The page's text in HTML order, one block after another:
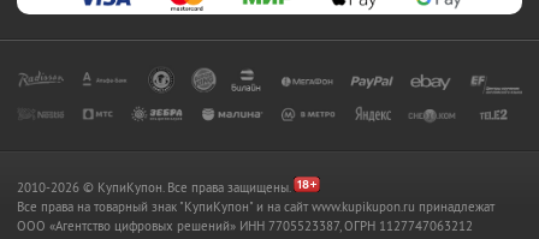
2010-2026 © КупиКупон. Все права защищены.
Все права на товарный знак "КупиКупон" и на сайт www.kupikupon.ru принадлежат
OOO «Агентство цифровых решений» ИНН 7705523387, ОГРН 1127747063212